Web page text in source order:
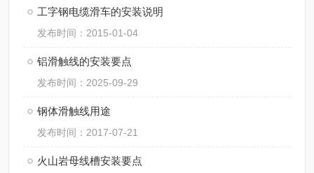
工字钢电缆滑车的安装说明
发布时间：2015-01-04
铝滑触线的安装要点
发布时间：2025-09-29
钢体滑触线用途
发布时间：2017-07-21
火山岩母线槽安装要点